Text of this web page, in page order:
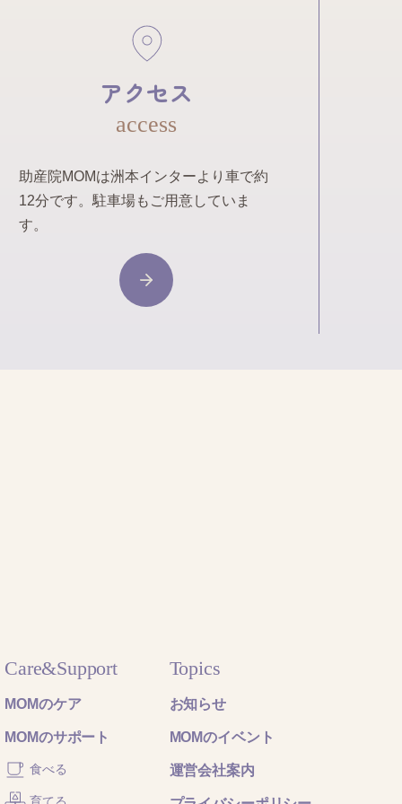
アクセス
access
助産院MOMは洲本インターより車で約
12分です。駐車場もご用意していま
す。
Care&Support
MOMのケア
MOMのサポート
食べる
Topics
お知らせ
MOMのイベント
運営会社案内